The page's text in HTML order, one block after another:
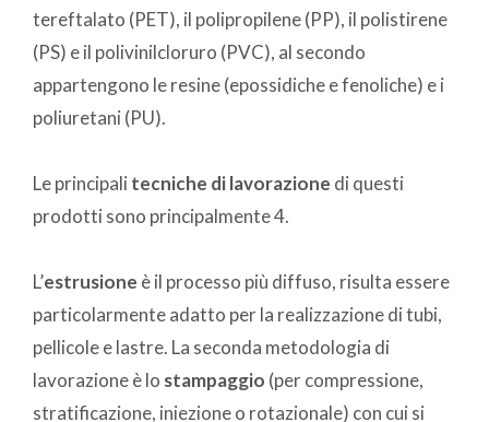
tereftalato (PET), il polipropilene (PP), il polistirene
(PS) e il polivinilcloruro (PVC), al secondo
appartengono le resine (epossidiche e fenoliche) e i
poliuretani (PU).
Le principali tecniche di lavorazione di questi
prodotti sono principalmente 4.
L’estrusione è il processo più diffuso, risulta essere
particolarmente adatto per la realizzazione di tubi,
pellicole e lastre. La seconda metodologia di
lavorazione è lo stampaggio (per compressione,
stratificazione, iniezione o rotazionale) con cui si